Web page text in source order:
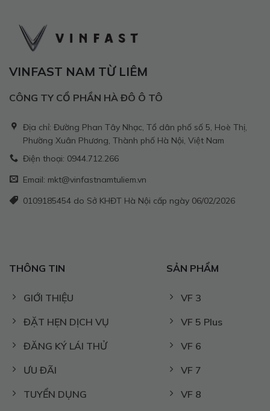
VINFAST NAM TỪ LIÊM
CÔNG TY CỔ PHẦN HÀ ĐÔ Ô TÔ
Địa chỉ: Đường Phan Tây Nhạc, Tổ dân phố số 5, Hoè Thị,
Phường Xuân Phương, Thành phố Hà Nội, Việt Nam
Điện thoại: 0944.712.266
Email: mkt@vinfastnamtuliem.vn
0109185454 do Sở KHĐT Hà Nội cấp ngày 06/02/2026
THÔNG TIN
GIỚI THIỆU
ĐẶT HẸN DỊCH VỤ
ĐĂNG KÝ LÁI THỬ
ƯU ĐÃI
TUYỂN DỤNG
SẢN PHẨM
VF 3
VF 5 Plus
VF 6
VF 7
VF 8